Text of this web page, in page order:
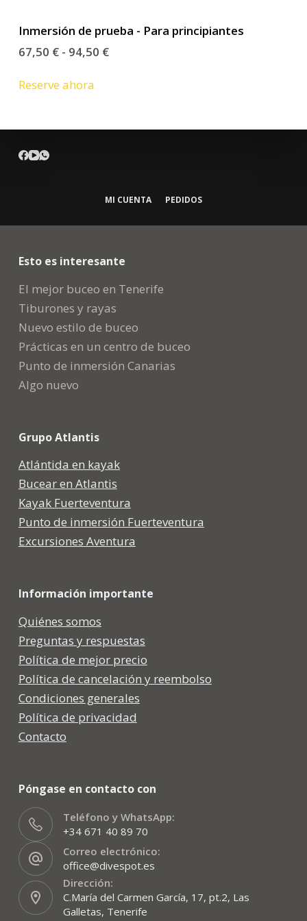
Inmersión de prueba - Para principiantes
67,50 €- 94,50 €
Reserve ahora
MI CUENTA PEDIDOS
Esto es interesante
El mejor buceo en Tenerife
Tiburones y rayas
Nuevo estilo de buceo
Prácticas en un centro de buceo
Punto de inmersión Canarias
Algo nuevo
Grupo Atlantis
Atlántida en kayak
Bucear en Atlantis
Kayak Fuerteventura
Punto de inmersión Fuerteventura
Excursiones Aventura
Información importante
Quiénes somos
Preguntas y respuestas
Política de mejor precio
Política de cancelación y reembolso
Condiciones generales
Política de privacidad
Contacto
Póngase en contacto con
Teléfono y WhatsApp:
+34 671 40 89 70
Correo electrónico:
office@divespot.es
Dirección:
C.María del Carmen García, 17, pt.2, Las
Galletas, Tenerife